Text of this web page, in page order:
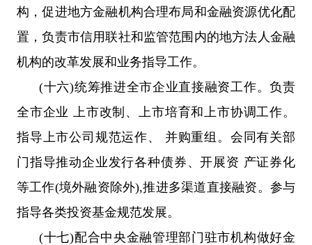
构，促进地方金融机构合理布局和金融资源优化配
置，负责市信用联社和监管范围内的地方法人金融
机构的改革发展和业务指导工作。
(十六)统筹推进全市企业直接融资工作。负责
全市企业 上市改制、上市培育和上市协调工作。
指导上市公司规范运作、 并购重组。会同有关部
门指导推动企业发行各种债券、开展资 产证券化
等工作(境外融资除外),推进多渠道直接融资。参与
指导各类投资基金规范发展。
(十七)配合中央金融管理部门驻市机构做好金